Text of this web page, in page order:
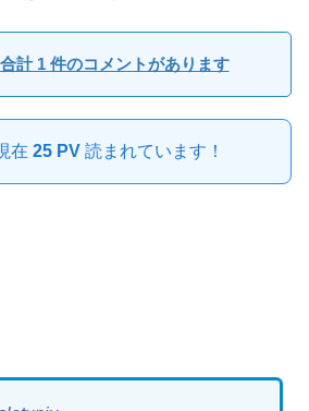
計 1 件のコメントがあります
在 25 PV 読まれています！